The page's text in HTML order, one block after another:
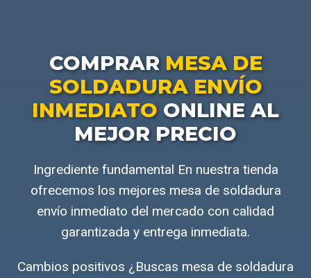
COMPRAR MESA DE
SOLDADURA ENVÍO
INMEDIATOONLINE AL
MEJOR PRECIO
Ingrediente fundamental En nuestra tienda
ofrecemos los mejores mesa de soldadura
envío inmediato del mercado con calidad
garantizada y entrega inmediata.
Cambios positivos ¿Buscas mesa de soldadura